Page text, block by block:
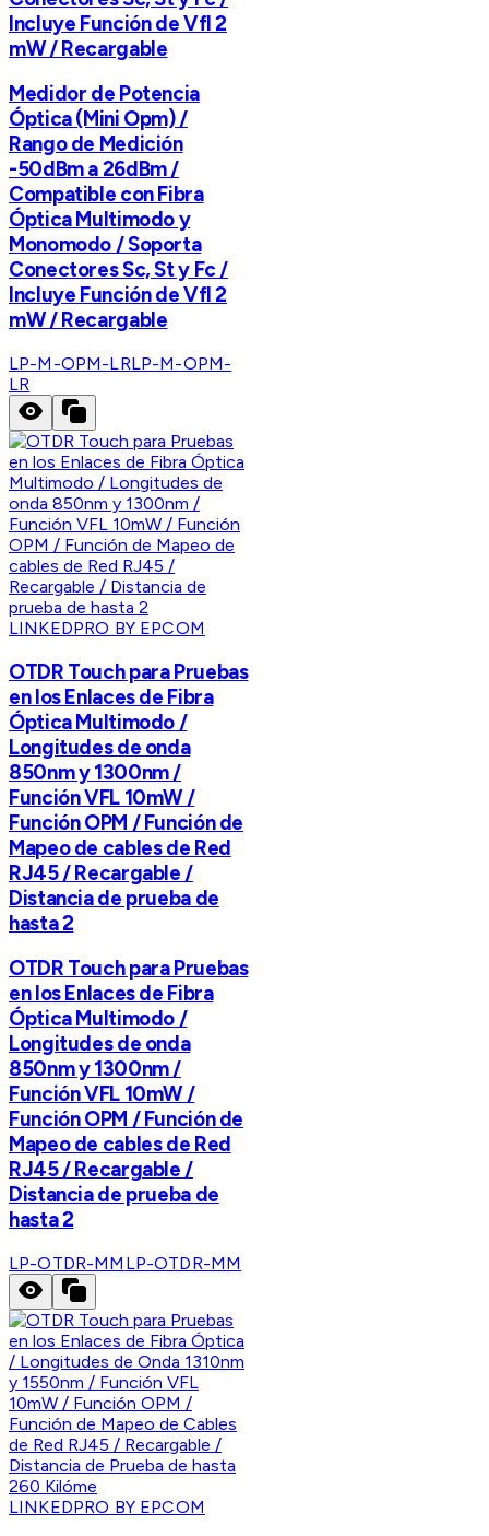
Incluye Función de Vfl 2
mW / Recargable
Medidor de Potencia
Óptica (Mini Opm) /
Rango de Medición
-50dBm a 26dBm /
Compatible con Fibra
Óptica Multimodo y
Monomodo / Soporta
Conectores Sc, St y Fc /
Incluye Función de Vfl 2
mW / Recargable
LP-M-OPM-LRLP-M-OPM-
LR
LINKEDPRO BY EPCOM
OTDR Touch para Pruebas
en los Enlaces de Fibra
Óptica Multimodo /
Longitudes de onda
850nm y 1300nm /
Función VFL 10mW /
Función OPM / Función de
Mapeo de cables de Red
RJ45 / Recargable /
Distancia de prueba de
hasta 2
OTDR Touch para Pruebas
en los Enlaces de Fibra
Óptica Multimodo /
Longitudes de onda
850nm y 1300nm /
Función VFL 10mW /
Función OPM / Función de
Mapeo de cables de Red
RJ45 / Recargable /
Distancia de prueba de
hasta 2
LP-OTDR-MM LP-OTDR-MM
LINKEDPRO BY EPCOM